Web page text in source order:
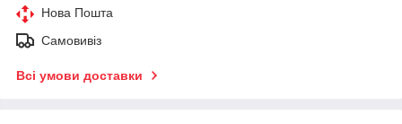
Нова Пошта
Самовивіз
Всі умови доставки